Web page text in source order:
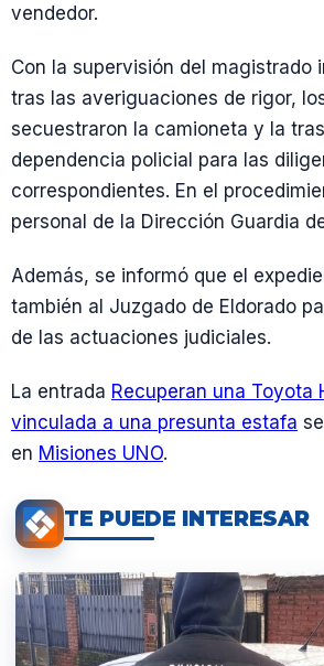
vendedor.
Con la supervisión del magistrado
tras las averiguaciones de rigor,
secuestraron la camioneta y la
dependencia policial para las
correspondientes. En el
personal de la Dirección Guardia
Además, se informó que el
también al Juzgado de Eldorado
de las actuaciones judiciales.
La entrada Recuperan una Toyota
vinculada a una presunta estafa
en Misiones UNO.
TE PUEDE INTERESAR